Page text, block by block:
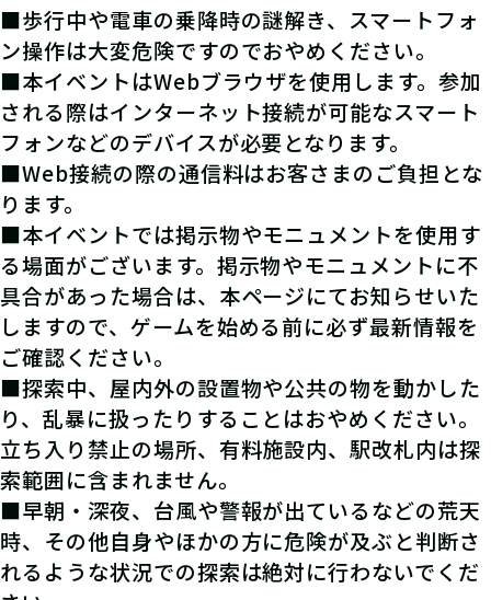
■歩行中や電車の乗降時の謎解き、スマートフォ
ン操作は大変危険ですのでおやめください。
■本イベントはWebブラウザを使用します。参加
される際はインターネット接続が可能なスマート
フォンなどのデバイスが必要となります。
■Web接続の際の通信料はお客さまのご負担とな
ります。
■本イベントでは掲示物やモニュメントを使用す
る場面がございます。掲示物やモニュメントに不
具合があった場合は、本ページにてお知らせいた
しますので、ゲームを始める前に必ず最新情報を
ご確認ください。
■探索中、屋内外の設置物や公共の物を動かした
り、乱暴に扱ったりすることはおやめください。
立ち入り禁止の場所、有料施設内、駅改札内は探
索範囲に含まれません。
■早朝・深夜、台風や警報が出ているなどの荒天
時、その他自身やほかの方に危険が及ぶと判断さ
れるような状況での探索は絶対に行わないでくだ